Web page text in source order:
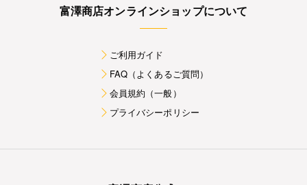
富澤商店オンラインショップについて
ご利用ガイド
FAQ（よくあるご質問）
会員規約（一般）
プライバシーポリシー